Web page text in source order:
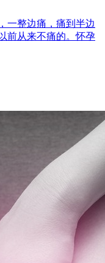
一整边痛，痛到半边
前从来不痛的。怀孕